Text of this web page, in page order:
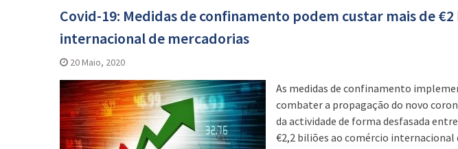
Covid-19: Medidas de confinamento podem custar mais de
internacional de mercadorias
20 Maio, 2020
As medidas de confinamento
combater a propagação do novo
da actividade de forma desfasada
€2,2 biliões ao comércio internacional